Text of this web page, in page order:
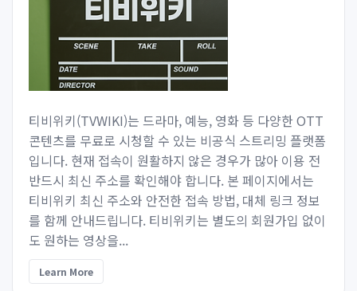
티비위키(TVWIKI)는 드라마, 예능, 영화 등 다양한 OTT
콘텐츠를 무료로 시청할 수 있는 비공식 스트리밍 플랫폼
입니다. 현재 접속이 원활하지 않은 경우가 많아 이용 전
반드시 최신 주소를 확인해야 합니다. 본 페이지에서는
티비위키 최신 주소와 안전한 접속 방법, 대체 링크 정보
를 함께 안내드립니다. 티비위키는 별도의 회원가입 없이
도 원하는 영상을...
Learn More